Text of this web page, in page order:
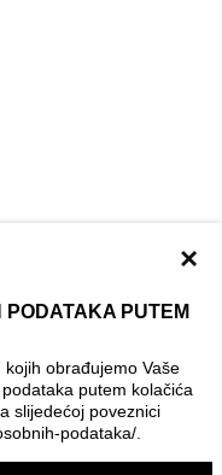
×
PUTEM
obrađujemo Vaše
putem kolačića
slijedećoj poveznici
podataka/
kolačića